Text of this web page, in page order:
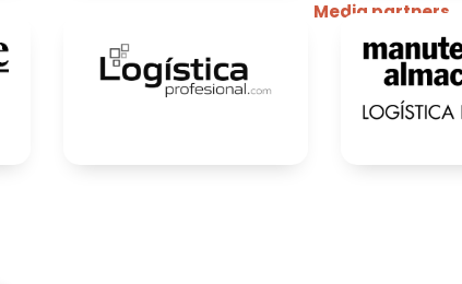
Media partners